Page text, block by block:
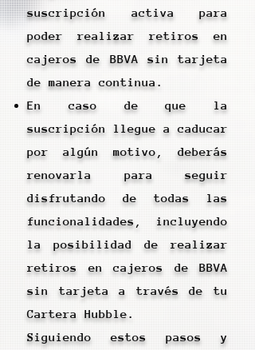
suscripción activa para
poder realizar retiros en
cajeros de BBVA sin tarjeta
de manera continua.
En caso de que la
suscripción llegue a caducar
por algún motivo, deberás
renovarla para seguir
disfrutando de todas las
funcionalidades, incluyendo
la posibilidad de realizar
retiros en cajeros de BBVA
sin tarjeta a través de tu
Cartera Hubble.
Siguiendo estos pasos y